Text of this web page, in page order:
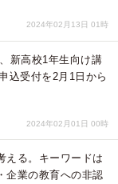
2024年02月13日 01時
新高校1年生向け講
込受付を2月1日から
2024年02月01日 00時
える。キーワードは
企業の教育への非認